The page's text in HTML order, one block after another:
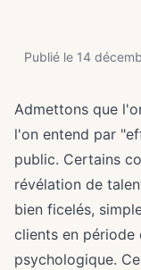
Publié le 14
Admettons que
l'on entend par
public. Certains
révélation de
bien ficelés,
clients en
psychologique.